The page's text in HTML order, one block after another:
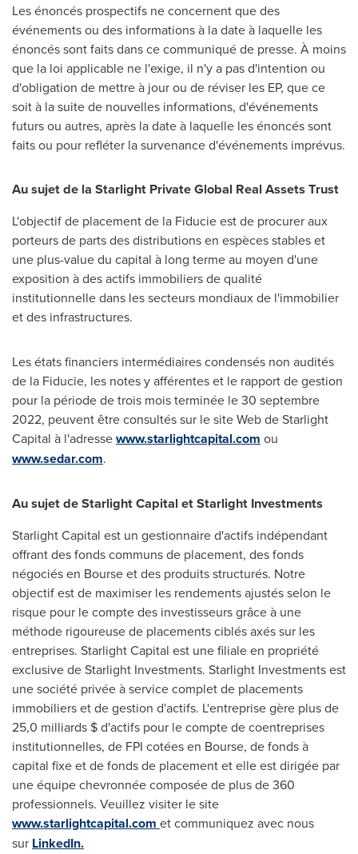
Les énoncés prospectifs ne concernent que des
événements ou des informations à la date à laquelle les
énoncés sont faits dans ce communiqué de presse. À moins
que la loi applicable ne l'exige, il n'y a pas d'intention ou
d'obligation de mettre à jour ou de réviser les EP, que ce
soit à la suite de nouvelles informations, d'événements
futurs ou autres, après la date à laquelle les énoncés sont
faits ou pour refléter la survenance d'événements imprévus.
Au sujet de la Starlight Private Global Real Assets Trust
L'objectif de placement de la Fiducie est de procurer aux
porteurs de parts des distributions en espèces stables et
une plus-value du capital à long terme au moyen d'une
exposition à des actifs immobiliers de qualité
institutionnelle dans les secteurs mondiaux de l'immobilier
et des infrastructures.
Les états financiers intermédiaires condensés non audités
de la Fiducie, les notes y afférentes et le rapport de gestion
pour la période de trois mois terminée le 30 septembre
2022, peuvent être consultés sur le site Web de Starlight
Capital à l'adressewww.starlightcapital.com ou
www.sedar.com.
Au sujet de Starlight Capital et Starlight Investments
Starlight Capital est un gestionnaire d'actifs indépendant
offrant des fonds communs de placement, des fonds
négociés en Bourse et des produits structurés. Notre
objectif est de maximiser les rendements ajustés selon le
risque pour le compte des investisseurs grâce à une
méthode rigoureuse de placements ciblés axés sur les
entreprises. Starlight Capital est une filiale en propriété
exclusive de Starlight Investments. Starlight Investments est
une société privée à service complet de placements
immobiliers et de gestion d'actifs. L'entreprise gère plus de
25,0 milliards $ d'actifs pour le compte de coentreprises
institutionnelles, de FPI cotées en Bourse, de fonds à
capital fixe et de fonds de placement et elle est dirigée par
une équipe chevronnée composée de plus de 360
professionnels. Veuillez visiter le site
www.starlightcapital.com et communiquez avec nous
sur LinkedIn.